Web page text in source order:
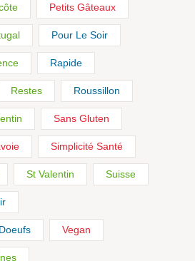
Petits Gâteaux
Pour Le Soir
Rapide
Restes Roussillon
Sans Gluten
Simplicité Santé
St Valentin Suisse
Vegan